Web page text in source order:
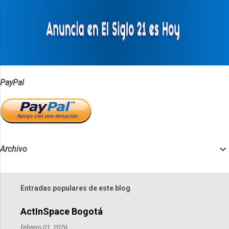
PayPal
Archivo
Entradas populares de este blog
ActInSpace Bogotá
febrero 01, 2026